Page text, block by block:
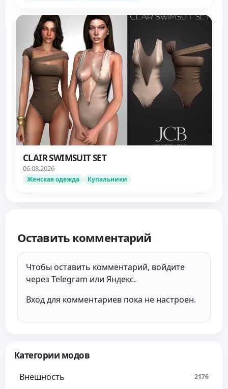
Категории модов
Внешность 2176
CLAIR SWIMSUIT SET
06.08.2026
Женская одежда Купальники
Оставить комментарий
Чтобы оставить комментарий, войдите
через Telegram или Яндекс.
Вход для комментариев пока не настроен.